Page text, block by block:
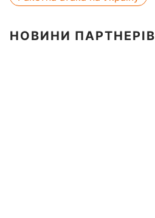
НОВИНИ ПАРТНЕРІВ